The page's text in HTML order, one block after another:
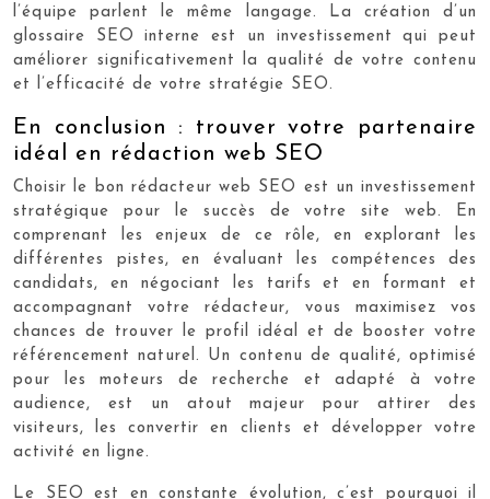
l’équipe parlent le même langage. La création d’un
glossaire SEO interne est un investissement qui peut
améliorer significativement la qualité de votre contenu
et l’efficacité de votre stratégie SEO.
En conclusion : trouver votre partenaire
idéal en rédaction web SEO
Choisir le bon rédacteur web SEO est un investissement
stratégique pour le succès de votre site web. En
comprenant les enjeux de ce rôle, en explorant les
différentes pistes, en évaluant les compétences des
candidats, en négociant les tarifs et en formant et
accompagnant votre rédacteur, vous maximisez vos
chances de trouver le profil idéal et de booster votre
référencement naturel. Un contenu de qualité, optimisé
pour les moteurs de recherche et adapté à votre
audience, est un atout majeur pour attirer des
visiteurs, les convertir en clients et développer votre
activité en ligne.
Le SEO est en constante évolution, c’est pourquoi il